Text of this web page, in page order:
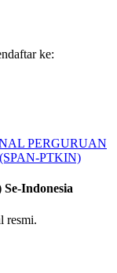
ke:
PERGURUAN
PTKIN)
Indonesia
resmi.